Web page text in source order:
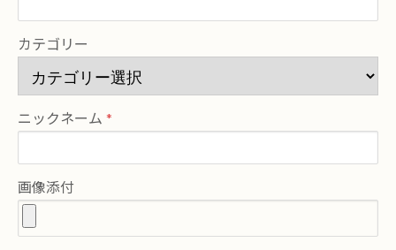
カテゴリー
ニックネーム
画像添付